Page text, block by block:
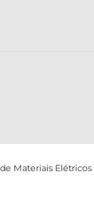
Materiais Elétricos